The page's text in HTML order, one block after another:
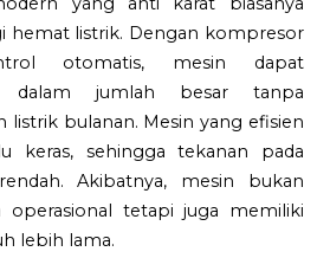
hemat listrik. Dengan kompresor
otomatis, mesin dapat
dalam jumlah besar tanpa
bulanan. Mesin yang efisien
keras, sehingga tekanan pada
Akibatnya, mesin bukan
operasional tetapi juga memiliki
lebih lama.